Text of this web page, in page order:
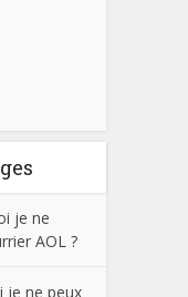
je ne
AOL ?
je ne peux